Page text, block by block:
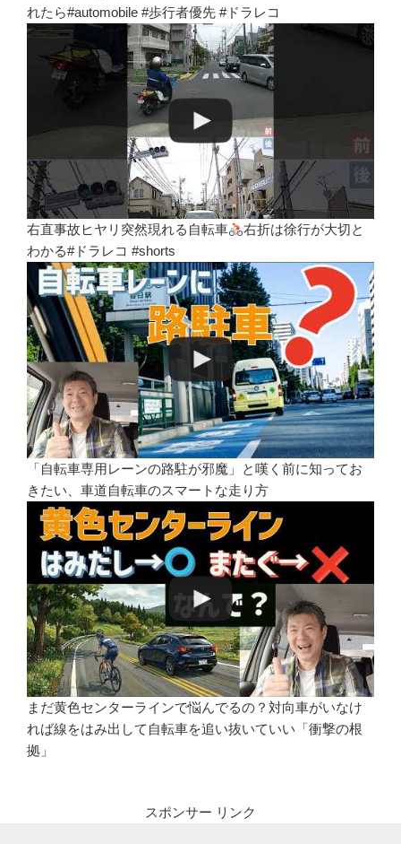
れたら#automobile #歩行者優先 #ドラレコ
右直事故ヒヤリ突然現れる自転車
右折は徐行が大切と
わかる#ドラレコ #shorts
「自転車専用レーンの路駐が邪魔」と嘆く前に知ってお
きたい、車道自転車のスマートな走り方
まだ黄色センターラインで悩んでるの？対向車がいなけ
れば線をはみ出して自転車を追い抜いていい「衝撃の根
拠」
スポンサー リンク